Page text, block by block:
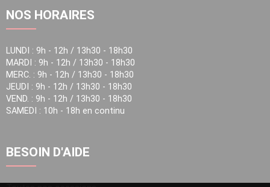
NOS HORAIRES
LUNDI : 9h - 12h / 13h30 - 18h30
MARDI : 9h - 12h / 13h30 - 18h30
MERC. : 9h - 12h / 13h30 - 18h30
JEUDI : 9h - 12h / 13h30 - 18h30
VEND. : 9h - 12h / 13h30 - 18h30
SAMEDI : 10h - 18h en continu
BESOIN D'AIDE